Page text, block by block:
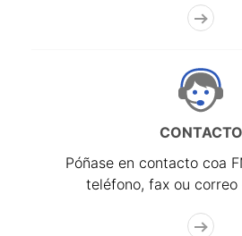
CONTACTO
Póñase en contacto coa
teléfono, fax ou